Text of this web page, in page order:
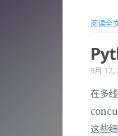
阅读全
3月 12,
在多
这些